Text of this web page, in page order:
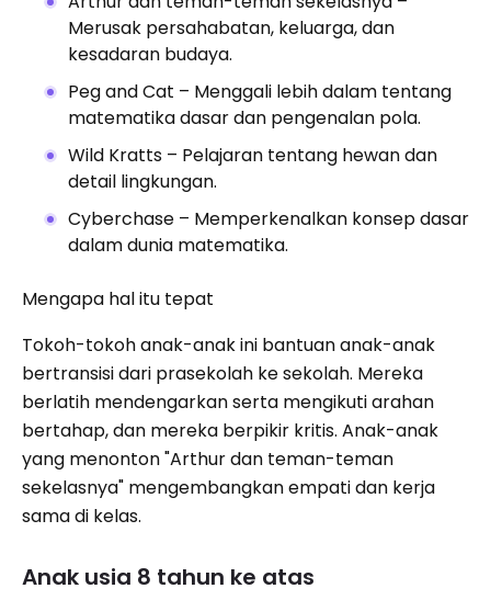
Merusak persahabatan, keluarga, dan
kesadaran budaya.
Peg and Cat – Menggali lebih dalam tentang
matematika dasar dan pengenalan pola.
Wild Kratts – Pelajaran tentang hewan dan
detail lingkungan.
Cyberchase – Memperkenalkan konsep dasar
dalam dunia matematika.
Mengapa hal itu tepat
Tokoh-tokoh anak-anak ini bantuan anak-anak
bertransisi dari prasekolah ke sekolah. Mereka
berlatih mendengarkan serta mengikuti arahan
bertahap, dan mereka berpikir kritis. Anak-anak
yang menonton "Arthur dan teman-teman
sekelasnya" mengembangkan empati dan kerja
sama di kelas.
Anak usia 8 tahun ke atas